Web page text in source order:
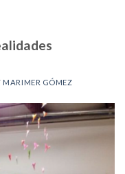
MARIMER GÓMEZ